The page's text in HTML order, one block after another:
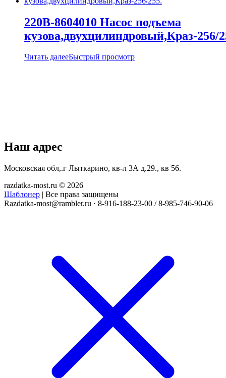
220В-8604010 Насос подъема
кузова,двухцилиндровый,Краз-256/
Читать далееБыстрый просмотр
Наш адрес
Московская обл,.г Лыткарино, кв-л 3А д.29., кв 56.
razdatka-most.ru © 2026
Шаблонер | Все права защищены
Razdatka-most@rambler.ru · 8-916-188-23-00 / 8-985-746-90-06